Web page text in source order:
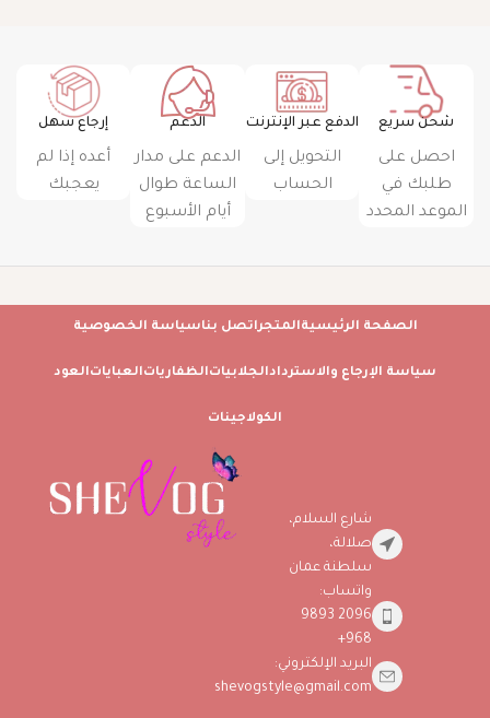
شحن سريع
احصل على
طلبك في
الموعد المحدد
الدفع عبر الإنترنت
التحويل إلى
الحساب
الدعم
الدعم على مدار
الساعة طوال
أيام الأسبوع
إرجاع سهل
أعده إذا لم
يعجبك
الصفحة الرئيسيةالمتجراتصل بناسياسة الخصوصية
سياسة الإرجاع والاستردادالجلابياتالظفارياتالعباياتالعود
الكولاجينات
شارع السلام،
صلالة،
سلطنة عمان
واتساب:
2096 9893
968+
البريد الإلكتروني:
shevogstyle@gmail.com